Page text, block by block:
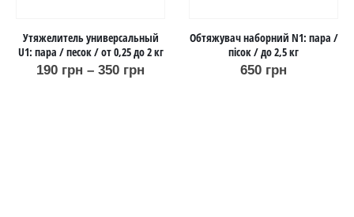
Утяжелитель универсальный
U1: пара / песок / от 0,25 до 2 кг
190 грн – 350 грн
Обтяжувач наборний N1: пара /
пісок / до 2,5 кг
650 грн